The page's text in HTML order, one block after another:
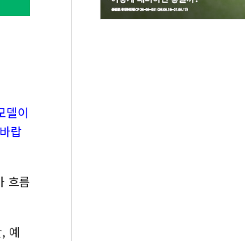
델이
랍
흐름
예